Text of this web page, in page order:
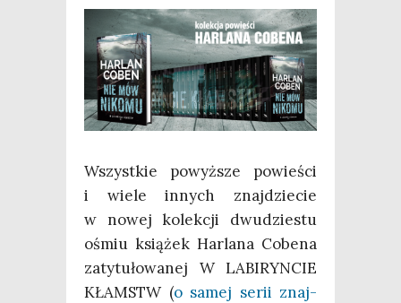
Wszyst­kie powyż­sze powie­ści
i wie­le innych znaj­dzie­cie
w nowej kolek­cji dwu­dzie­stu
ośmiu ksią­żek Har­la­na Cobe­na
zaty­tu­ło­wa­nej W LABIRYNCIE
KŁAMSTW (o samej serii znaj­